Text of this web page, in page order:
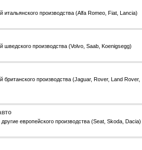
производства (Alfa Romeo, Fiat, Lancia)
производства (Volvo, Saab, Koenigsegg)
производства (Jaguar, Rover, Land Rover,
европейского производства (Seat, Skoda, Dacia)